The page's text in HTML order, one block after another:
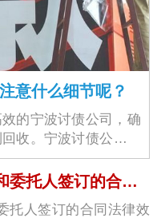
意什么细节呢？
的宁波讨债公司，确
收。宁波讨债公司的
济问题，更是为了维
随着商业交易的增加
济宁要债公司和委托人签订的合同是否具有法律效力
托人签订的合同法律效